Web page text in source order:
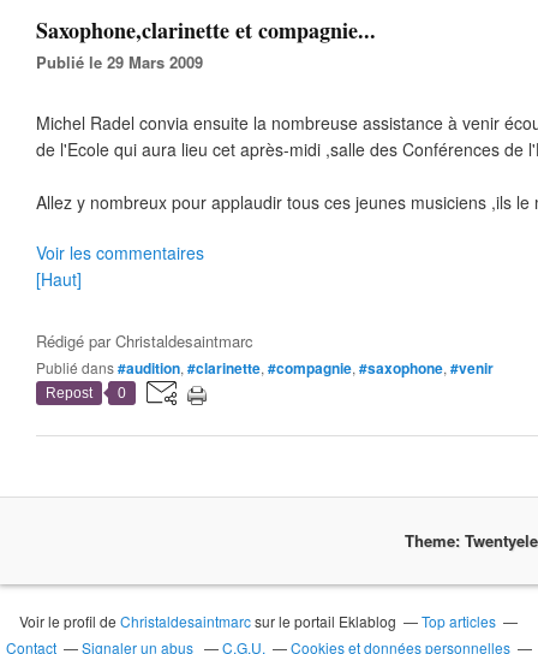
Saxophone,clarinette et compagnie...
Publié le 29 Mars 2009
Michel Radel convia ensuite la nombreuse assistance à venir
de l'Ecole qui aura lieu cet après-midi ,salle des Conférences de
Allez y nombreux pour applaudir tous ces jeunes musiciens ,ils le
Voir les commentaires
[Haut]
Rédigé parChristaldesaintmarc
Publié dans#audition, #clarinette, #compagnie, #saxophone, #venir
Repost 0
Theme:
Voir le profil deChristaldesaintmarcsur le portail Eklablog
Top articles
Contact
Signaler un abus C.G.U. Cookies et données personnelles